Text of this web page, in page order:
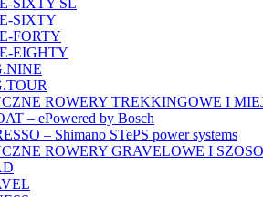
SIXTY SL
SIXTY
FORTY
EIGHTY
ROWERY TREKKINGOWE I
– ePowered by Bosch
– Shimano STePS power systems
ROWERY GRAVELOWE I